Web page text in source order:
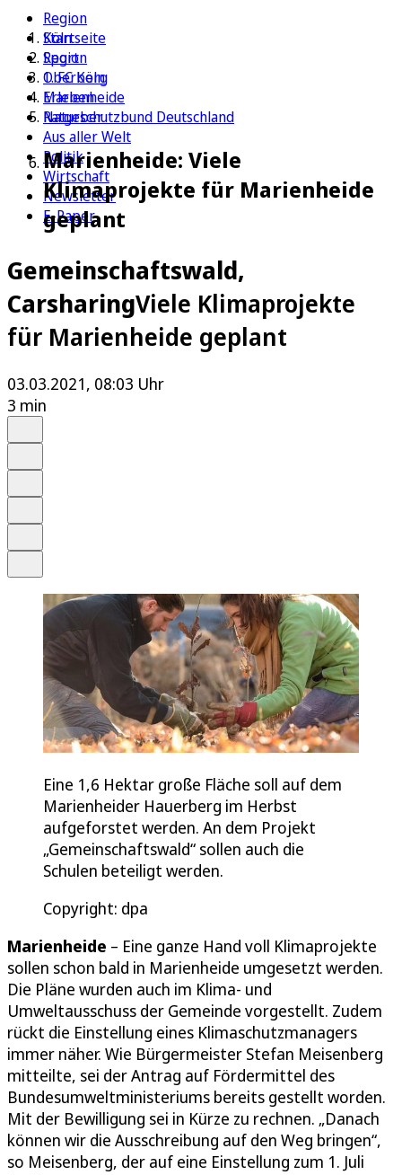
Region
Köln
Sport
1. FC Köln
Erleben
Ratgeber
Aus aller Welt
Politik
Wirtschaft
Newsletter
E-Paper
Startseite
Region
Oberberg
Marienheide
Naturschutzbund Deutschland
Marienheide: Viele
Klimaprojekte für Marienheide
geplant
Gemeinschaftswald,
CarsharingViele Klimaprojekte
für Marienheide geplant
03.03.2021, 08:03 Uhr
3 min
Eine 1,6 Hektar große Fläche soll auf dem
Marienheider Hauerberg im Herbst
aufgeforstet werden. An dem Projekt
„Gemeinschaftswald“ sollen auch die
Schulen beteiligt werden.
Copyright: dpa
Marienheide – Eine ganze Hand voll Klimaprojekte
sollen schon bald in Marienheide umgesetzt werden.
Die Pläne wurden auch im Klima- und
Umweltausschuss der Gemeinde vorgestellt. Zudem
rückt die Einstellung eines Klimaschutzmanagers
immer näher. Wie Bürgermeister Stefan Meisenberg
mitteilte, sei der Antrag auf Fördermittel des
Bundesumweltministeriums bereits gestellt worden.
Mit der Bewilligung sei in Kürze zu rechnen. „Danach
können wir die Ausschreibung auf den Weg bringen“,
so Meisenberg, der auf eine Einstellung zum 1. Juli